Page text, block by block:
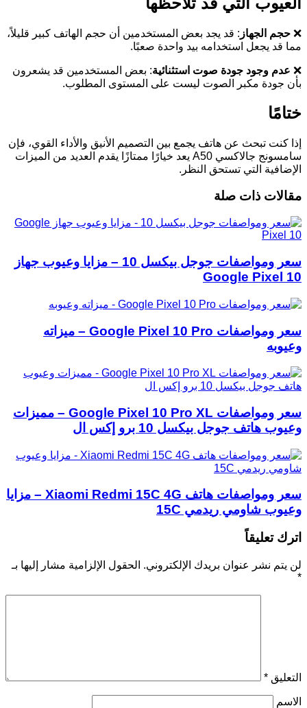
❌ حجم الجهاز : قد يجد بعض المستخدمين أن حجم الهاتف كبير قليلاً،
مما قد يجعل استخدامه بيد واحدة صعبًا.
❌ عدم وجود جودة صوت استثنائية: بعض المستخدمين قد يشعرون
بأن جودة مكبر الصوت ليست على المستوى المطلوب.
ختامًا
إذا كنت تبحث عن هاتف يجمع بين التصميم الأنيق والأداء القوي، فإن
سامسونج جالاكسي A50 يعد خيارًا ممتازًا يقدم العديد من الميزات
الإضافية التي تستحق النظر.
مقالات ذات صلة
سعر ومواصفات جوجل بيكسل 10 – مزايا وعيوب جهاز
Google Pixel 10
سعر ومواصفات Google Pixel 10 Pro – ميزاته
وعيوبه
سعر ومواصفات Google Pixel 10 Pro XL – مميزات
وعيوب هاتف جوجل بيكسل 10 برو إكس ال
سعر ومواصفات هاتف Xiaomi Redmi 15C 4G – مزايا
وعيوب شاومي ريدمي 15C
اترك تعليقاً
لن يتم نشر عنوان بريدك الإلكتروني. الحقول الإلزامية مشار إليها بـ
*
التعليق *
الاسم